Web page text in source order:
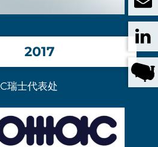
2017
瑞士代表处